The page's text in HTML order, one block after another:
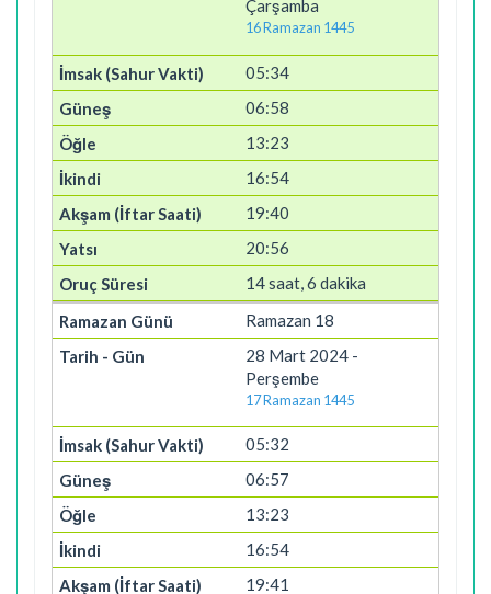
Çarşamba
16 Ramazan 1445
05:34
06:58
13:23
16:54
19:40
20:56
14 saat, 6 dakika
Ramazan 18
28 Mart 2024 -
Perşembe
17 Ramazan 1445
05:32
06:57
13:23
16:54
19:41